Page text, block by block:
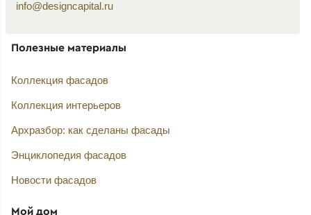
info@designcapital.ru
Полезные материалы
Коллекция фасадов
Коллекция интерьеров
Архразбор: как сделаны фасады
Энциклопедия фасадов
Новости фасадов
Мой дом